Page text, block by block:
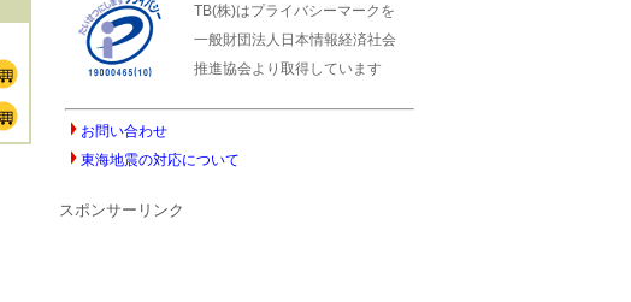
TB(株)はプライバシーマークを
一般財団法人日本情報経済社会
推進協会より取得しています
お問い合わせ
東海地震の対応について
スポンサーリンク